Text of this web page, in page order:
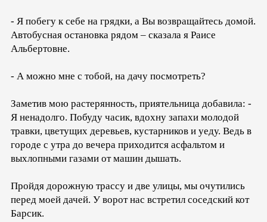
- Я побегу к себе на грядки, а Вы возвращайтесь домой.
Автобусная остановка рядом – сказала я Раисе
Альбертовне.
- А можно мне с тобой, на дачу посмотреть?
Заметив мою растерянность, приятельница добавила: -
Я ненадолго. Побуду часик, вдохну запахи молодой
травки, цветущих деревьев, кустарников и уеду. Ведь в
городе с утра до вечера приходится асфальтом и
выхлопными газами от машин дышать.
Пройдя дорожную трассу и две улицы, мы очутились
перед моей дачей. У ворот нас встретил соседский кот
Барсик.